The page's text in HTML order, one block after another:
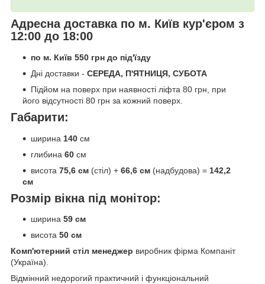
Адресна доставка по м. Київ кур'єром з
12:00 до 18:00
по м. Київ 550 грн до під'їзду
Дні доставки - СЕРЕДА, П'ЯТНИЦЯ, СУБОТА
Підйом на поверх при наявності ліфта 80 грн, при
його відсутності 80 грн за кожний поверх.
Габарити:
ширина 140 см
глибина 60 см
висота 75,6 см (стіл) + 66,6 см (надбудова) = 142,2
см
Розмір вікна під монітор:
ширина 59 см
висота 50 см
Комп'ютерний стіл менеджер виробник фірма Компаніт
(Україна).
Відмінний недорогий практичний і функціональний